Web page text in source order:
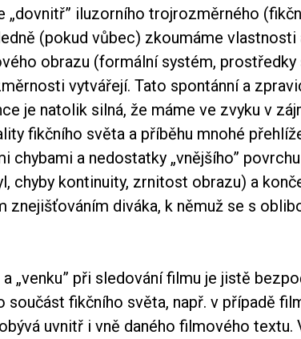
„dovnitř” iluzorního trojrozměrného
(pokud vůbec) zkoumáme vlastnosti
obrazu (formální systém, prostředky
vytvářejí. Tato spontánní a
je natolik silná, že máme ve zvyku v
fikčního světa a příběhu mnohé
chybami a nedostatky „vnějšího”
chyby kontinuity, zrnitost obrazu) a
znejišťováním diváka, k němuž se s
„venku” při sledování filmu je jistě
součást fikčního světa, např. v případě
uvnitř i vně daného filmového textu.